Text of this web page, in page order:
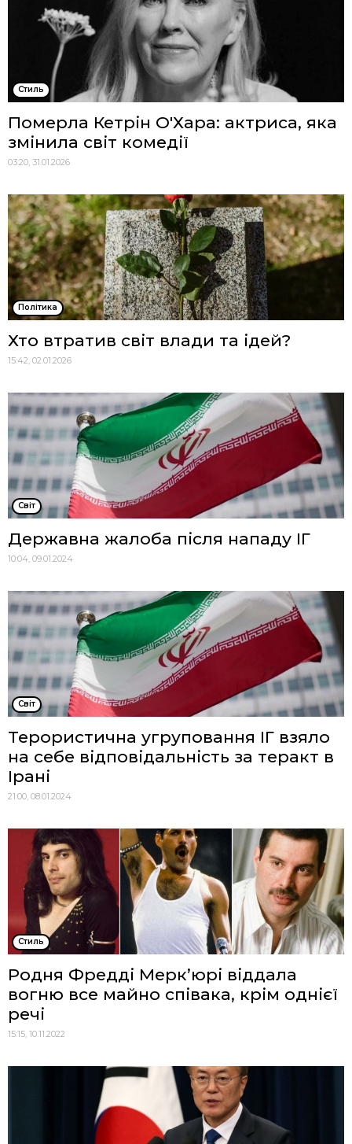
Стиль
Померла Кетрін О'Хара: актриса, яка
змінила світ комедії
03:20, 31.01.2026
Політика
Хто втратив світ влади та ідей?
15:42, 02.01.2026
Cвіт
Державна жалоба після нападу ІГ
10:04, 09.01.2024
Cвіт
Терористична угруповання ІГ взяло
на себе відповідальність за теракт в
Ірані
21:00, 08.01.2024
Стиль
Родня Фредді Мерк’юрі віддала
вогню все майно співака, крім однієї
речі
15:15, 10.11.2022